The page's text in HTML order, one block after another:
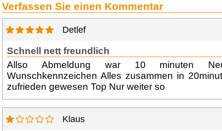
Verfassen Sie einen Kommentar
Detlef
Schnell nett freundlich
Allso Abmeldung war 10 minuten
Wunschkennzeichen Alles zusammen in
zufrieden gewesen Top Nur weiter so
Klaus